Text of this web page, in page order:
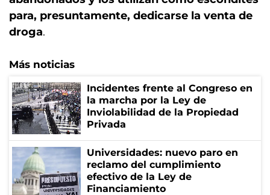
para, presuntamente, dedicarse la venta de
droga.
Más noticias
Incidentes frente al Congreso en
la marcha por la Ley de
Inviolabilidad de la Propiedad
Privada
Universidades: nuevo paro en
reclamo del cumplimiento
efectivo de la Ley de
Financiamiento